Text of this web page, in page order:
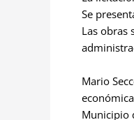
Se
Las obras
Mario
Municipio